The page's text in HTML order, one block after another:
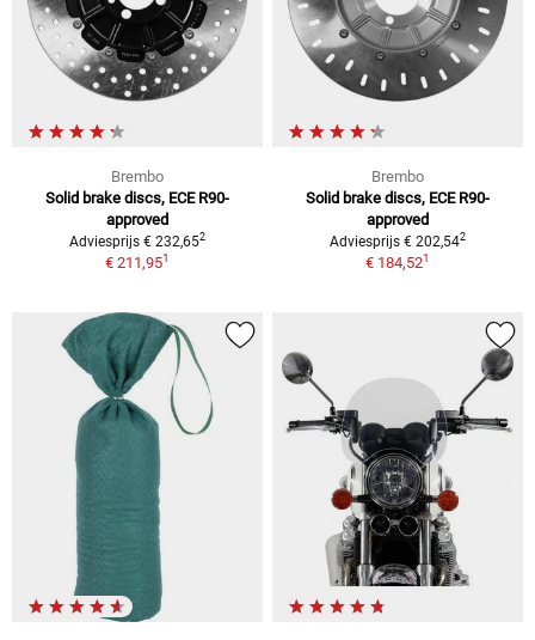
Brembo
Solid brake discs, ECE R90-
approved
Adviesprijs € 232,652
€ 211,951
Brembo
Solid brake discs, ECE R90-
approved
Adviesprijs € 202,542
€ 184,521